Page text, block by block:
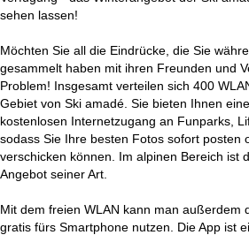
sehen lassen!
Möchten Sie all die Eindrücke, die Sie
gesammelt haben mit ihren Freunden und
Problem! Insgesamt verteilen sich 400
Gebiet von Ski amadé. Sie bieten Ihnen
kostenlosen Internetzugang an Funparks,
sodass Sie Ihre besten Fotos sofort posten
verschicken können. Im alpinen Bereich ist
Angebot seiner Art.
Mit dem freien WLAN kann man außerdem
gratis fürs Smartphone nutzen. Die App ist